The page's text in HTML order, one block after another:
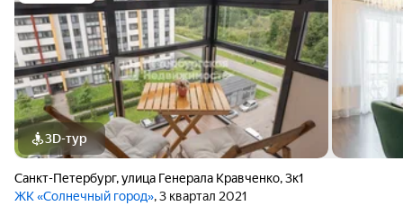
3D-тур
Санкт-Петербург,улица Генерала Кравченко,3к1
ЖК «Солнечный город», 3 квартал 2021